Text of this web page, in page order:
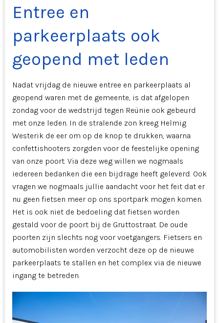
Entree en
parkeerplaats ook
geopend met leden
Nadat vrijdag de nieuwe entree en parkeerplaats al
geopend waren met de gemeente, is dat afgelopen
zondag voor de wedstrijd tegen Reünie ook gebeurd
met onze leden. In de stralende zon kreeg Helmig
Westerik de eer om op de knop te drukken, waarna
confettishooters zorgden voor de feestelijke opening
van onze poort. Via deze weg willen we nogmaals
iedereen bedanken die een bijdrage heeft geleverd. Ook
vragen we nogmaals jullie aandacht voor het feit dat er
nu geen fietsen meer op ons sportpark mogen komen.
Het is ook niet de bedoeling dat fietsen worden
gestald voor de poort bij de Gruttostraat. De oude
poorten zijn slechts nog voor voetgangers. Fietsers en
automobilisten worden verzocht deze op de nieuwe
parkeerplaats te stallen en het complex via de nieuwe
ingang te betreden.